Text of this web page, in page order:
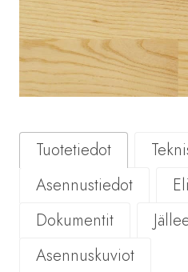
Tuotetiedot
Asennustiedot
Dokumentit
Asennuskuviot